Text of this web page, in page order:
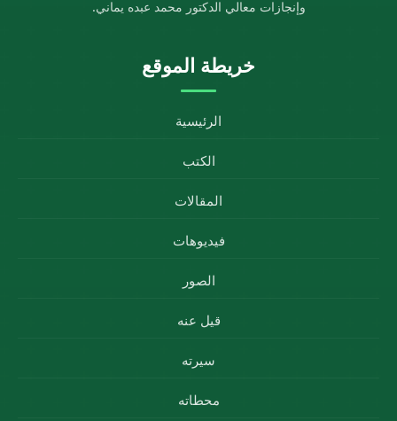
وإنجازات معالي الدكتور محمد عبده يماني.
خريطة الموقع
الرئيسية
الكتب
المقالات
فيديوهات
الصور
قيل عنه
سيرته
محطاته